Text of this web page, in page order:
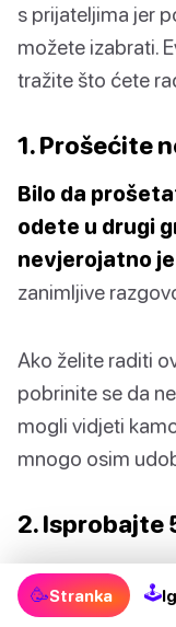
s prijateljima jer
možete izabrati.
tražite što ćete
1. Prošećite
Bilo da
odete u drugi
nevjerojatno
zanimljive
Ako želite raditi
pobrinite se da
mogli vidjeti
mnogo osim
2. Isprobajte
5 sekundi igra
možete igrati
🥳Stranka 🕹